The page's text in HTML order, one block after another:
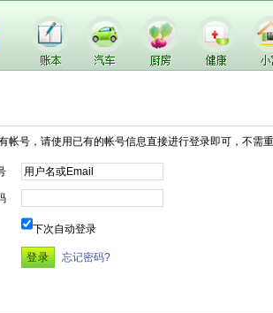
帐号，请使用已有的帐号信息直接进行登录即可，不需
下次自动登录
忘记密码?